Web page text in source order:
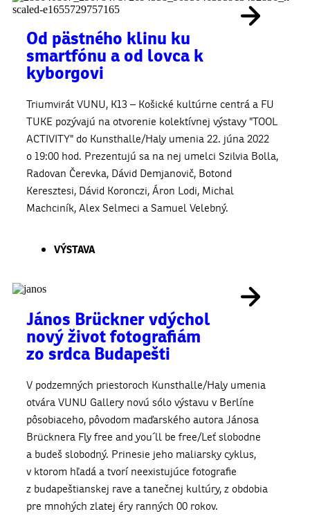
Od pästného klinu ku
smartfónu a od lovca k
kyborgovi
Triumvirát VUNU, K13 – Košické kultúrne centrá a FU
TUKE pozývajú na otvorenie kolektívnej výstavy "TOOL
ACTIVITY" do Kunsthalle/Haly umenia 22. júna 2022
o 19:00 hod. Prezentujú sa na nej umelci Szilvia Bolla,
Radovan Čerevka, Dávid Demjanovič, Botond
Keresztesi, Dávid Koronczi, Áron Lodi, Michal
Machciník, Alex Selmeci a Samuel Velebný.
VÝSTAVA
János Brückner vdýchol
nový život fotografiám
zo srdca Budapešti
V podzemných priestoroch Kunsthalle/Haly umenia
otvára VUNU Gallery novú sólo výstavu v Berlíne
pôsobiaceho, pôvodom maďarského autora Jánosa
Brücknera Fly free and you´ll be free/Leť slobodne
a budeš slobodný. Prinesie jeho maliarsky cyklus,
v ktorom hľadá a tvorí neexistujúce fotografie
z budapeštianskej rave a tanečnej kultúry, z obdobia
pre mnohých zlatej éry ranných 00 rokov.